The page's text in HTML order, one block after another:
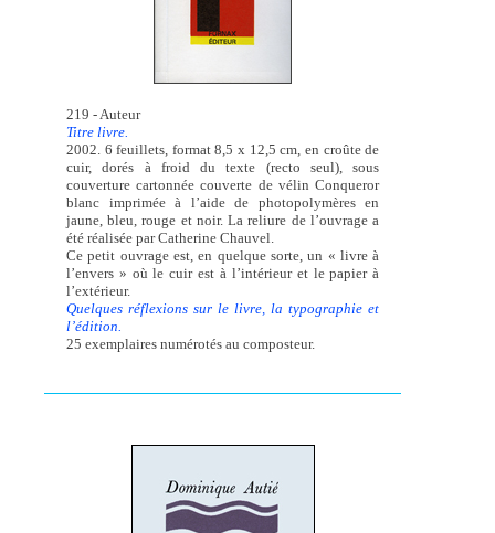
219 - Auteur
Titre livre.
2002. 6 feuillets, format 8,5 x 12,5 cm, en croûte de
cuir, dorés à froid du texte (recto seul), sous
couverture cartonnée couverte de vélin Conqueror
blanc imprimée à l’aide de photopolymères en
jaune, bleu, rouge et noir. La reliure de l’ouvrage a
été réalisée par Catherine Chauvel.
Ce petit ouvrage est, en quelque sorte, un « livre à
l’envers » où le cuir est à l’intérieur et le papier à
l’extérieur.
Quelques réflexions sur le livre, la typographie et
l’édition.
25 exemplaires numérotés au composteur.